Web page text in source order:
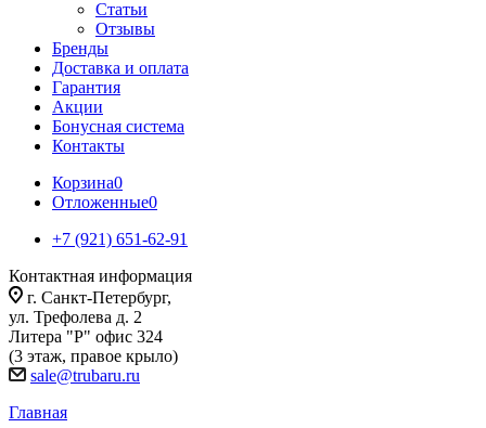
Статьи
Отзывы
Бренды
Доставка и оплата
Гарантия
Акции
Бонусная система
Контакты
Корзина0
Отложенные0
+7 (921) 651-62-91
Контактная информация
г. Санкт-Петербург,
ул. Трефолева д. 2
Литера "Р" офис 324
(3 этаж, правое крыло)
sale@trubaru.ru
Главная